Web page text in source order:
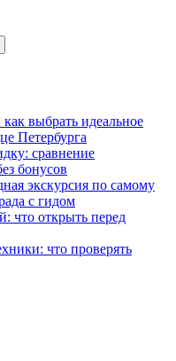
выбрать идеальное
Петербурга
сравнение
бонусов
экскурсия по самому
с гидом
что открыть перед
что проверять